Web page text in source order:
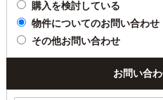
購入を検討している
物件についてのお問い合わせ
その他お問い合わせ
お問い合